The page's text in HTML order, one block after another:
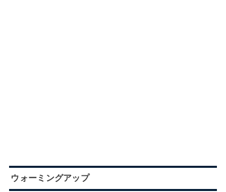
ウォーミングアップ